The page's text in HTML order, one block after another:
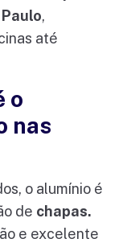
,
até
o
nas
o alumínio é
de chapas.
e excelente